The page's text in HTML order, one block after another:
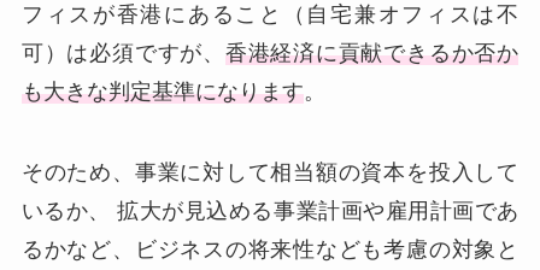
フィスが香港にあること（自宅兼オフィスは不
可）は必須ですが、 香港経済に貢献できるか否か
も大きな判定基準になります。
そのため、事業に対して相当額の資本を投入して
いるか、 拡大が見込める事業計画や雇用計画であ
るかなど、ビジネスの将来性なども考慮の対象と